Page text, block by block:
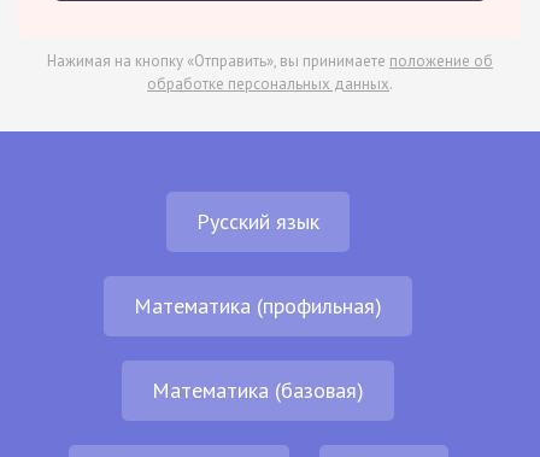
Нажимая на кнопку «Отправить», вы принимаете положение об
обработке персональных данных.
Русский язык
Математика (профильная)
Математика (базовая)